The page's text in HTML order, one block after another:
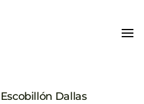
Escobillón Dallas